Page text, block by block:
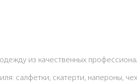
из качественных
салфетки, скатерти, напероны,